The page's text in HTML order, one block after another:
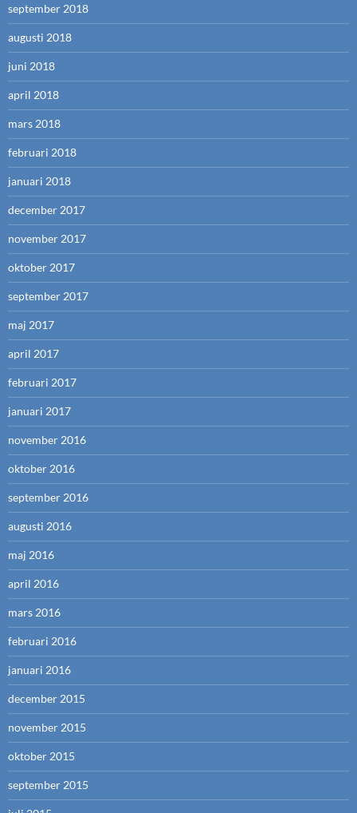
september 2018
augusti 2018
juni 2018
april 2018
mars 2018
februari 2018
januari 2018
december 2017
november 2017
oktober 2017
september 2017
maj 2017
april 2017
februari 2017
januari 2017
november 2016
oktober 2016
september 2016
augusti 2016
maj 2016
april 2016
mars 2016
februari 2016
januari 2016
december 2015
november 2015
oktober 2015
september 2015